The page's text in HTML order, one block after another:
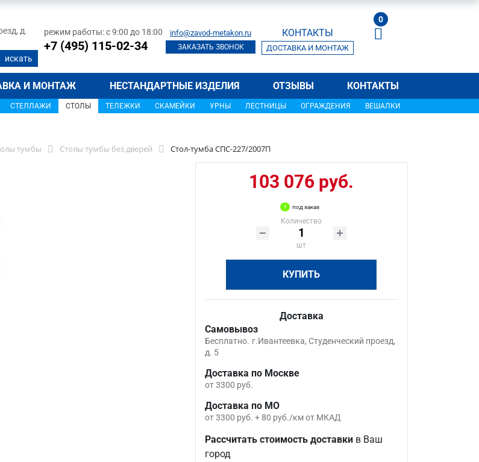
д.
режим работы: с 9:00 до 18:00
+7 (495) 115-02-34
info@zavod-metakon.ru
ЗАКАЗАТЬ ЗВОНОК
КОНТАКТЫ
ДОСТАВКА И МОНТАЖ
0
И МОНТАЖ НЕСТАНДАРТНЫЕ ИЗДЕЛИЯ ОТЗЫВЫ КОНТАКТЫ
СТЕЛЛАЖИ СТОЛЫ ТЕЛЕЖКИ СКАМЕЙКИ УРНЫ ЛЕСТНИЦЫ ОГРАЖДЕНИЯ ВЕШАЛКИ
тумбы Столы тумбы без дверей Стол-тумба СПС-227/2007П
103 076 руб.
под заказ
Количество
шт
КУПИТЬ
Доставка
Самовывоз
Бесплатно. г.Ивантеевка, Студенческий проезд,
д. 5
Доставка по Москве
от 3300 руб.
Доставка по МО
от 3300 руб. + 80 руб./км от МКАД
Рассчитать стоимость доставкив Ваш
город